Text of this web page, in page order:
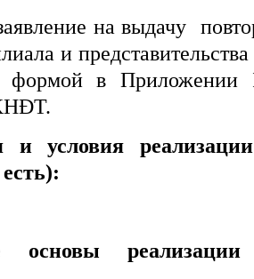
на выдачу
и
с формой в
и условия реализации
реализации